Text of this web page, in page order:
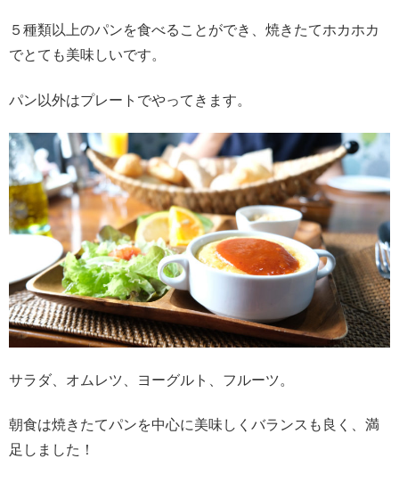
５種類以上のパンを食べることができ、焼きたてホカホカ
でとても美味しいです。
パン以外はプレートでやってきます。
サラダ、オムレツ、ヨーグルト、フルーツ。
朝食は焼きたてパンを中心に美味しくバランスも良く、満
足しました！